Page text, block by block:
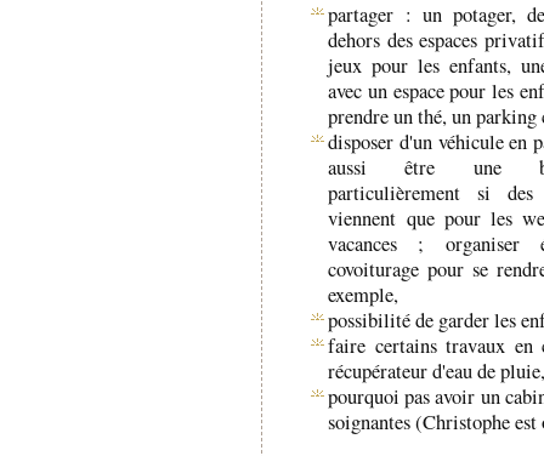
partager : un potager,
dehors des espaces
jeux pour les enfants,
avec un espace pour les
prendre un thé, un
disposer d'un véhicule en
aussi être une
particulièrement si des
viennent que pour les
vacances ; organiser
covoiturage pour se
exemple,
possibilité de garder les
faire certains travaux en
récupérateur d'eau de
pourquoi pas avoir un
soignantes (Christophe est